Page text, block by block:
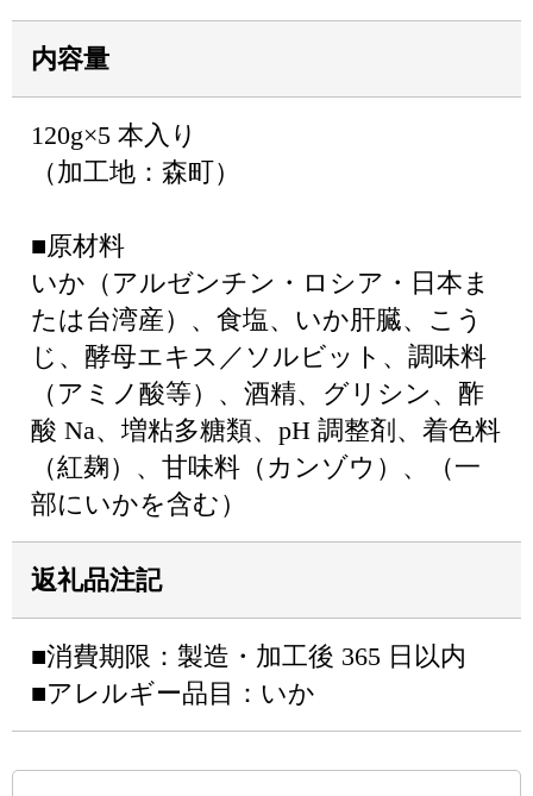
内容量
120g×5 本入り
（加工地：森町）
■原材料
いか（アルゼンチン・ロシア・日本ま
たは台湾産）、食塩、いか肝臓、こう
じ、酵母エキス／ソルビット、調味料
（アミノ酸等）、酒精、グリシン、酢
酸 Na、増粘多糖類、pH 調整剤、着色料
（紅麹）、甘味料（カンゾウ）、（一
部にいかを含む）
返礼品注記
■消費期限：製造・加工後 365 日以内
■アレルギー品目：いか